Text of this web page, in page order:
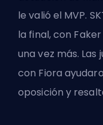
le valió el MVP.
la final, con
una vez más. Las
con Fiora
oposición y